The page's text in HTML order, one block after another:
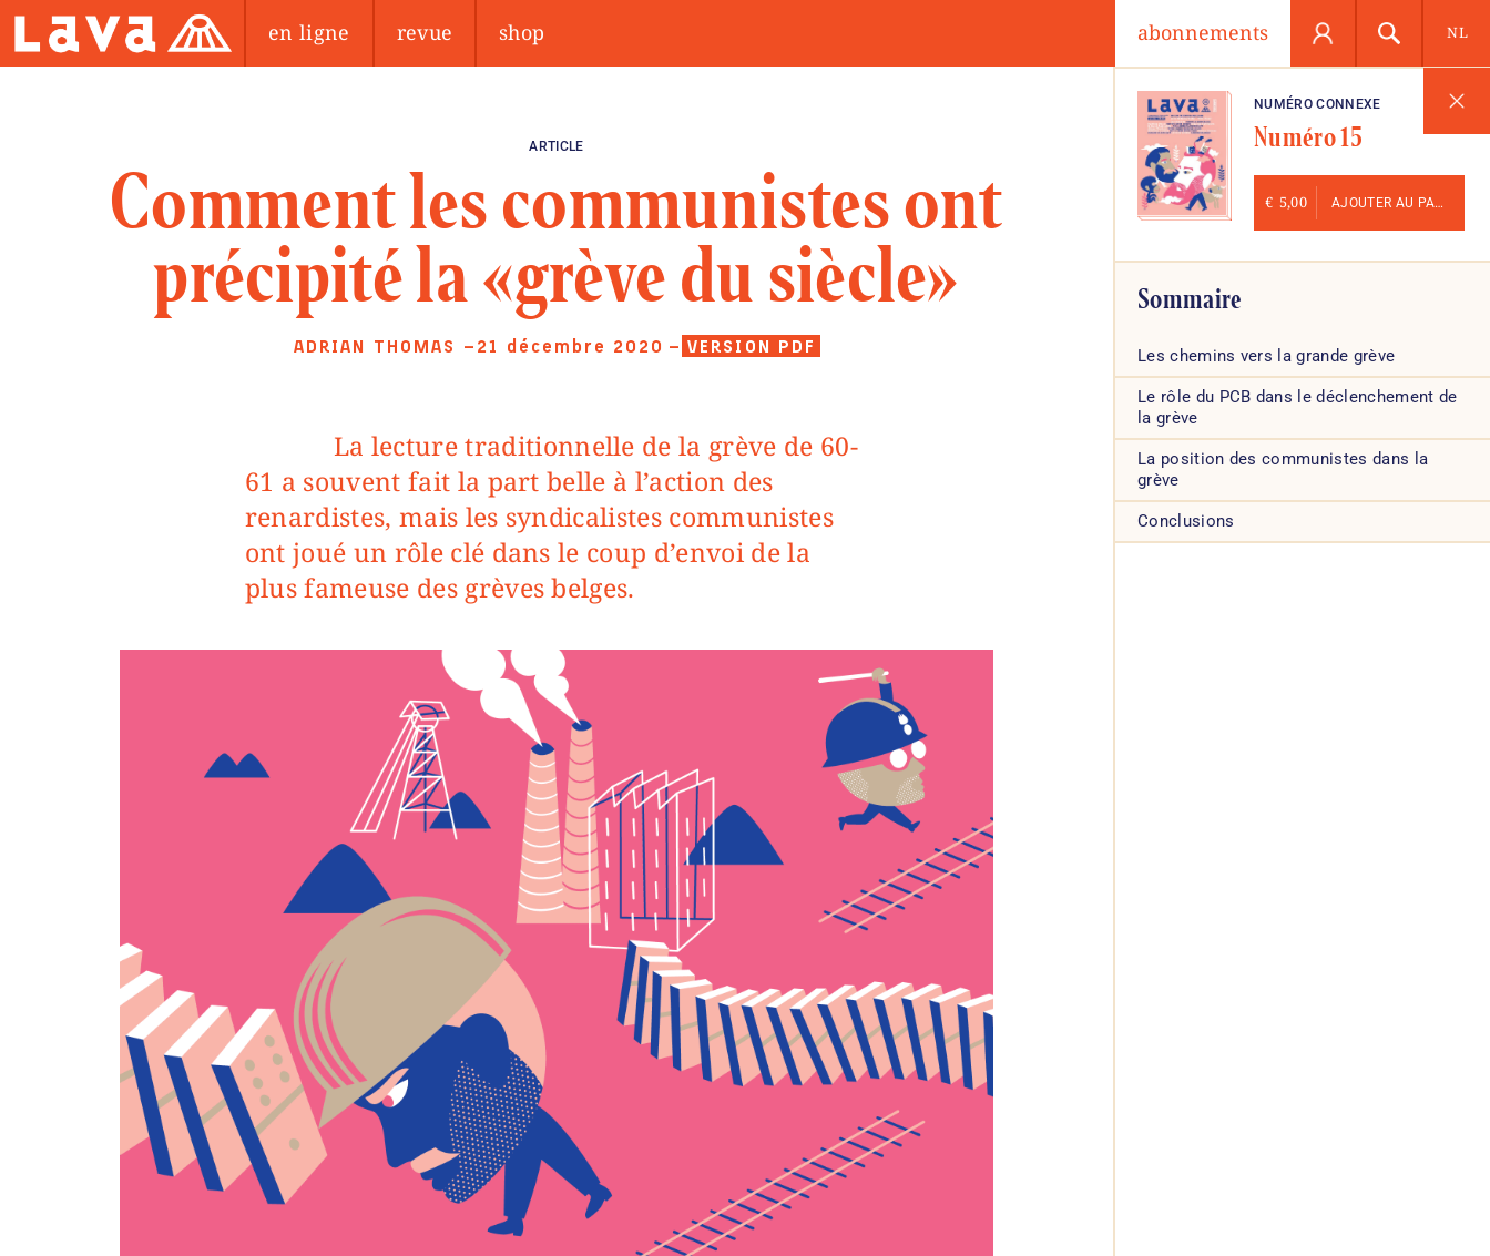
NL
en ligne revue shop abonnements
ARTICLE
Comment les communistes ont
précipité la «grève du siècle»
ADRIAN THOMAS —21 décembre 2020 — VERSION PDF
La lecture traditionnelle de la grève de 60-
61 a souvent fait la part belle à l’action des
renardistes, mais les syndicalistes communistes
ont joué un rôle clé dans le coup d’envoi de la
plus fameuse des grèves belges.
NUMÉRO CONNEXE
Numéro 15
€ 5,00 AJOUTER AU PANIER
Sommaire
Les chemins vers la grande grève
Le rôle du PCB dans le déclenchement de
la grève
La position des communistes dans la
grève
Conclusions